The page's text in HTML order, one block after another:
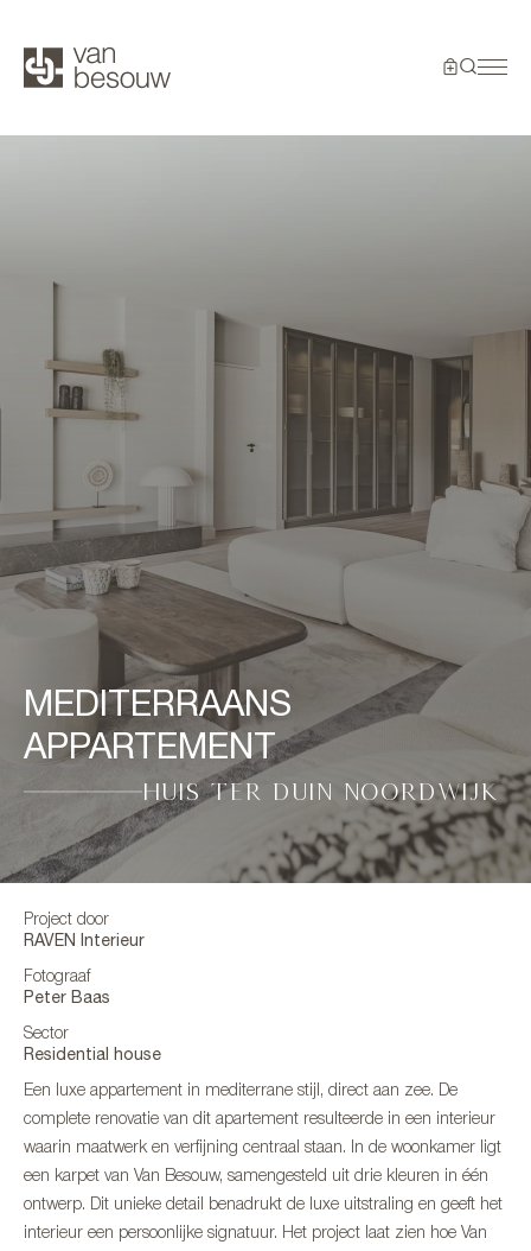
MEDITERRAANS
APPARTEMENT
HUIS TER DUIN NOORDWIJK
Een luxe appartement in mediterrane stijl, direct aan zee. De
complete renovatie van dit apartement resulteerde in een interieur
waarin maatwerk en verfijning centraal staan. In de woonkamer ligt
een karpet van Van Besouw, samengesteld uit drie kleuren in één
ontwerp. Dit unieke detail benadrukt de luxe uitstraling en geeft het
interieur een persoonlijke signatuur. Het project laat zien hoe Van
Project door
RAVEN Interieur
Fotograaf
Peter Baas
Sector
Residential house